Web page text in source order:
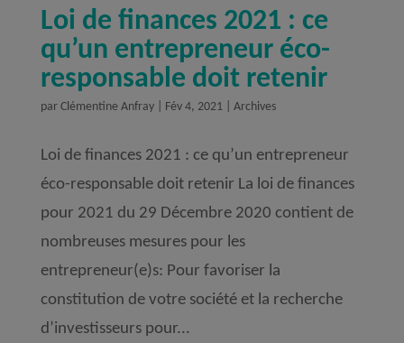
Loi de finances 2021 : ce
qu’un entrepreneur éco-
responsable doit retenir
parClémentine Anfray| Fév 4, 2021| Archives
Loi de finances 2021 : ce qu’un entrepreneur
éco-responsable doit retenir La loi de finances
pour 2021 du 29 Décembre 2020 contient de
nombreuses mesures pour les
entrepreneur(e)s: Pour favoriser la
constitution de votre société et la recherche
d’investisseurs pour...